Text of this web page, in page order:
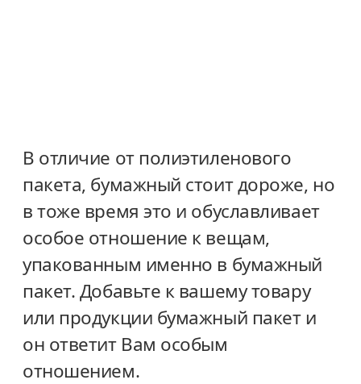
В отличие от полиэтиленового
пакета, бумажный стоит дороже, но
в тоже время это и обуславливает
особое отношение к вещам,
упакованным именно в бумажный
пакет. Добавьте к вашему товару
или продукции бумажный пакет и
он ответит Вам особым
отношением.